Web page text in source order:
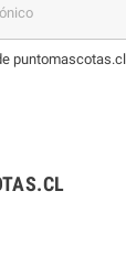
puntomascotas.cl